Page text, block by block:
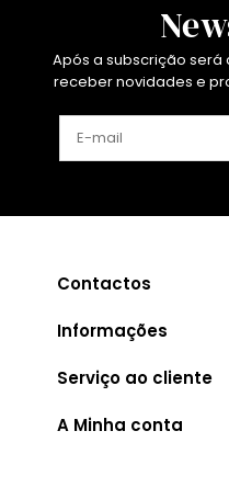
Após a subscrição
receber novidades e
Contactos
Informações
Serviço ao cliente
A Minha conta